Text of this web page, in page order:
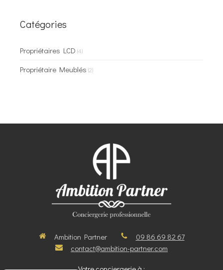
Catégories
Propriétaires LCD (4)
Propriétaire Meublés (2)
Ambition Partner
09 86 69 82 67
contact@ambition-partner.com